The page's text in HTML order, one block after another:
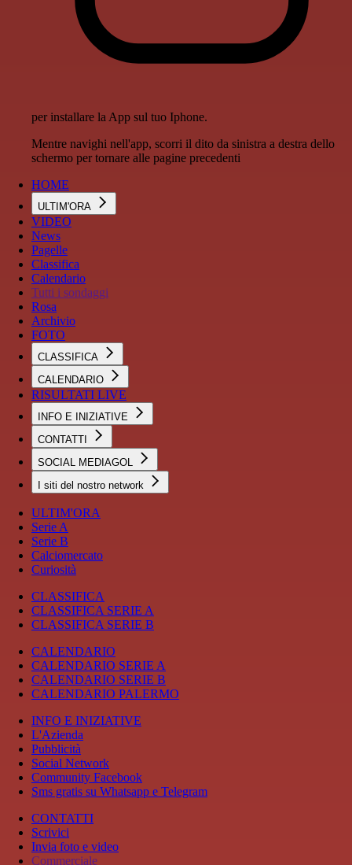
per installare la App sul tuo Iphone.
Mentre navighi nell'app, scorri il dito da sinistra a destra dello
schermo per tornare alle pagine precedenti
HOME
ULTIM'ORA
VIDEO
News
Pagelle
Classifica
Calendario
Tutti i sondaggi
Rosa
Archivio
FOTO
CLASSIFICA
CALENDARIO
RISULTATI LIVE
INFO E INIZIATIVE
CONTATTI
SOCIAL MEDIAGOL
I siti del nostro network
ULTIM'ORA
Serie A
Serie B
Calciomercato
Curiosità
CLASSIFICA
CLASSIFICA SERIE A
CLASSIFICA SERIE B
CALENDARIO
CALENDARIO SERIE A
CALENDARIO SERIE B
CALENDARIO PALERMO
INFO E INIZIATIVE
L'Azienda
Pubblicità
Social Network
Community Facebook
Sms gratis su Whatsapp e Telegram
CONTATTI
Scrivici
Invia foto e video
Commerciale